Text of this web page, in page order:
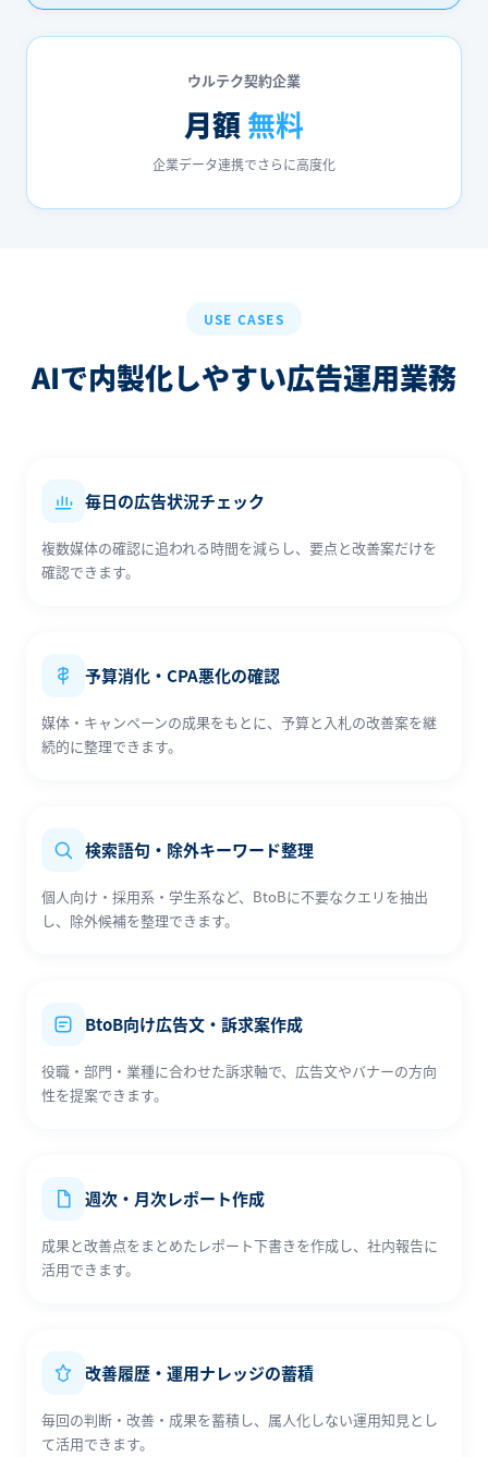
ウルテク契約企業
月額 無料
企業データ連携でさらに高度化
USE CASES
AIで内製化しやすい広告運用業務
毎日の広告状況チェック
複数媒体の確認に追われる時間を減らし、要点と改善案だけを
確認できます。
予算消化・CPA悪化の確認
媒体・キャンペーンの成果をもとに、予算と入札の改善案を継
続的に整理できます。
検索語句・除外キーワード整理
個人向け・採用系・学生系など、BtoBに不要なクエリを抽出
し、除外候補を整理できます。
BtoB向け広告文・訴求案作成
役職・部門・業種に合わせた訴求軸で、広告文やバナーの方向
性を提案できます。
週次・月次レポート作成
成果と改善点をまとめたレポート下書きを作成し、社内報告に
活用できます。
改善履歴・運用ナレッジの蓄積
毎回の判断・改善・成果を蓄積し、属人化しない運用知見とし
て活用できます。